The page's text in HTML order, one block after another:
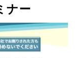
ナー